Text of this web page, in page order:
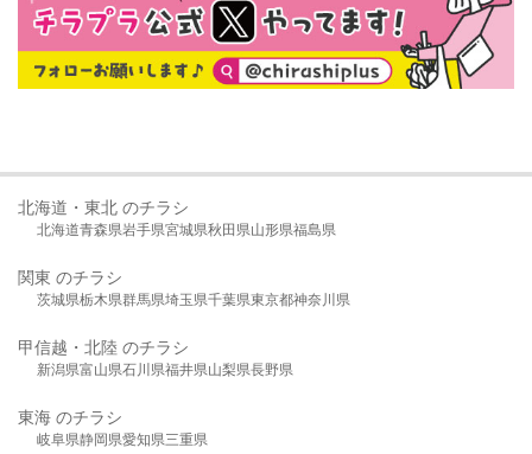
北海道・東北 のチラシ
北海道青森県岩手県宮城県秋田県山形県福島県
関東 のチラシ
茨城県栃木県群馬県埼玉県千葉県東京都神奈川県
甲信越・北陸 のチラシ
新潟県富山県石川県福井県山梨県長野県
東海 のチラシ
岐阜県静岡県愛知県三重県